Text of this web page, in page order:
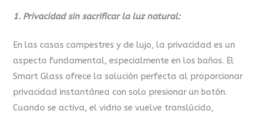
1. Privacidad sin sacrificar la luz natural:
En las casas campestres y de lujo, la privacidad es un
aspecto fundamental, especialmente en los baños. El
Smart Glass ofrece la solución perfecta al proporcionar
privacidad instantánea con solo presionar un botón.
Cuando se activa, el vidrio se vuelve translúcido,